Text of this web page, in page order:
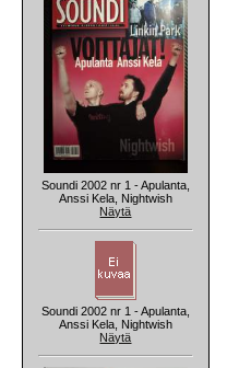
Soundi 2002 nr 1 - Apulanta,
Anssi Kela, Nightwish
Näytä
Soundi 2002 nr 1 - Apulanta,
Anssi Kela, Nightwish
Näytä